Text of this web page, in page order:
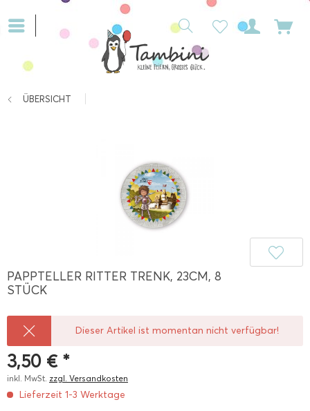
ÜBERSICHT
PAPPTELLER RITTER TRENK, 23CM, 8
STÜCK
Dieser Artikel ist momentan nicht verfügbar!
3,50 € *
inkl. MwSt. zzgl. Versandkosten
Lieferzeit 1-3 Werktage